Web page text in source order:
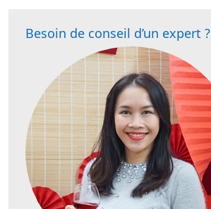
Besoin de conseil d’un expert ?